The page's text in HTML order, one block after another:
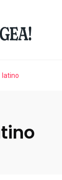
latino